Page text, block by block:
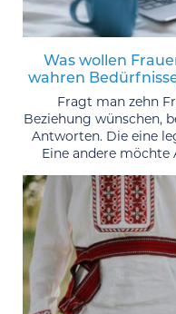
Was wollen
wahren
Fragt man zehn
Beziehung wünschen,
Antworten. Die eine
Eine andere möchte